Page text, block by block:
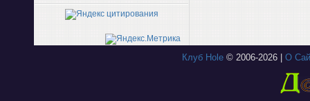
Клуб Hole© 2006-2026 | О